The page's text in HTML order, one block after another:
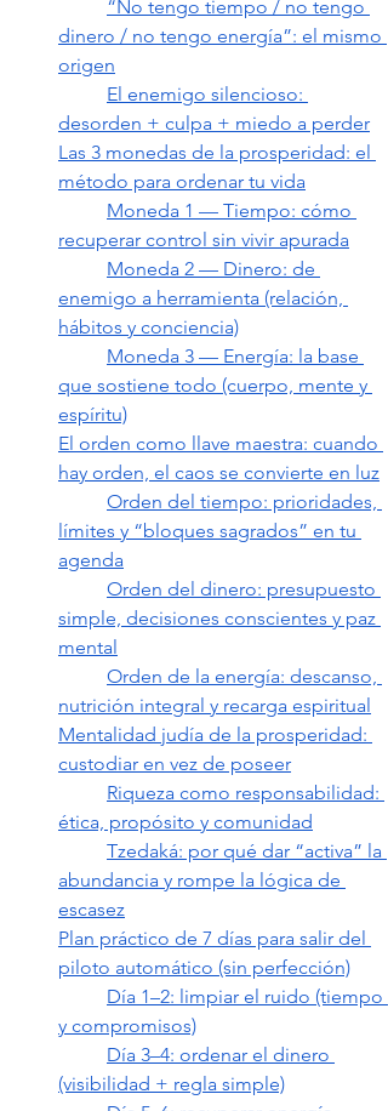
“No tengo tiempo / no tengo
dinero / no tengo energía”: el mismo
origen
El enemigo silencioso:
desorden + culpa + miedo a perder
Las 3 monedas de la prosperidad: el
método para ordenar tu vida
Moneda 1 — Tiempo: cómo
recuperar control sin vivir apurada
Moneda 2 — Dinero: de
enemigo a herramienta (relación,
hábitos y conciencia)
Moneda 3 — Energía: la base
que sostiene todo (cuerpo, mente y
espíritu)
El orden como llave maestra: cuando
hay orden, el caos se convierte en luz
Orden del tiempo: prioridades,
límites y “bloques sagrados” en tu
agenda
Orden del dinero: presupuesto
simple, decisiones conscientes y paz
mental
Orden de la energía: descanso,
nutrición integral y recarga espiritual
Mentalidad judía de la prosperidad:
custodiar en vez de poseer
Riqueza como responsabilidad:
ética, propósito y comunidad
Tzedaká: por qué dar “activa” la
abundancia y rompe la lógica de
escasez
Plan práctico de 7 días para salir del
piloto automático (sin perfección)
Día 1–2: limpiar el ruido (tiempo
y compromisos)
Día 3–4: ordenar el dinero
(visibilidad + regla simple)